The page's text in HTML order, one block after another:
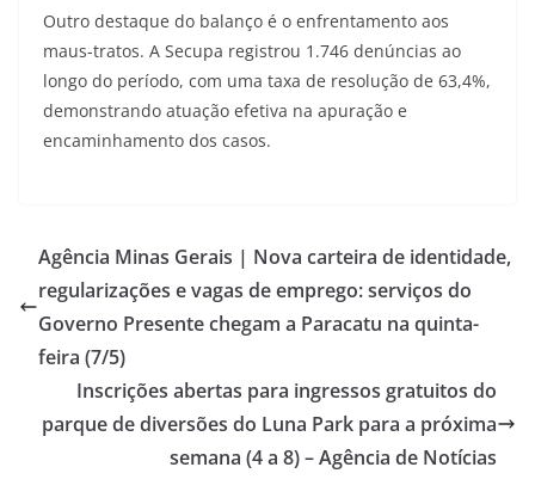
Outro destaque do balanço é o enfrentamento aos
maus-tratos. A Secupa registrou 1.746 denúncias ao
longo do período, com uma taxa de resolução de 63,4%,
demonstrando atuação efetiva na apuração e
encaminhamento dos casos.
Agência Minas Gerais | Nova carteira de identidade,
regularizações e vagas de emprego: serviços do
Governo Presente chegam a Paracatu na quinta-
feira (7/5)
Inscrições abertas para ingressos gratuitos do
parque de diversões do Luna Park para a próxima
semana (4 a 8) – Agência de Notícias